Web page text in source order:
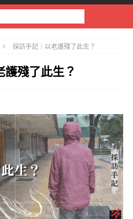
採訪手記｜以老護殘了此生？
殘了此生？